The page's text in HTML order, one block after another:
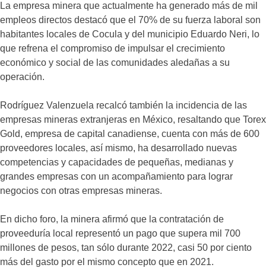
La empresa minera que actualmente ha generado más de mil
empleos directos destacó que el 70% de su fuerza laboral son
habitantes locales de Cocula y del municipio Eduardo Neri, lo
que refrena el compromiso de impulsar el crecimiento
económico y social de las comunidades aledañas a su
operación.
Rodríguez Valenzuela recalcó también la incidencia de las
empresas mineras extranjeras en México, resaltando que Torex
Gold, empresa de capital canadiense, cuenta con más de 600
proveedores locales, así mismo, ha desarrollado nuevas
competencias y capacidades de pequeñas, medianas y
grandes empresas con un acompañamiento para lograr
negocios con otras empresas mineras.
En dicho foro, la minera afirmó que la contratación de
proveeduría local representó un pago que supera mil 700
millones de pesos, tan sólo durante 2022, casi 50 por ciento
más del gasto por el mismo concepto que en 2021.